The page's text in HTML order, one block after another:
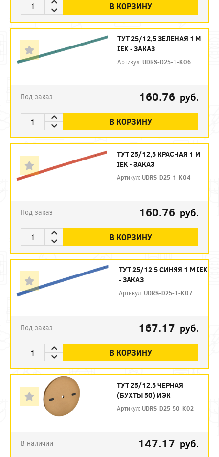
В КОРЗИНУ
ТУТ 25/12,5 ЗЕЛЕНАЯ 1 М
IEK - ЗАКАЗ
Артикул: UDRS-D25-1-K06
Под заказ 160.76 руб.
В КОРЗИНУ
ТУТ 25/12,5 КРАСНАЯ 1 М
IEK - ЗАКАЗ
Артикул: UDRS-D25-1-K04
Под заказ 160.76 руб.
В КОРЗИНУ
ТУТ 25/12,5 СИНЯЯ 1 М IEK
- ЗАКАЗ
Артикул: UDRS-D25-1-K07
Под заказ 167.17 руб.
В КОРЗИНУ
ТУТ 25/12,5 ЧЕРНАЯ
(БУХТЫ 50) ИЭК
Артикул: UDRS-D25-50-K02
В наличии 147.17 руб.